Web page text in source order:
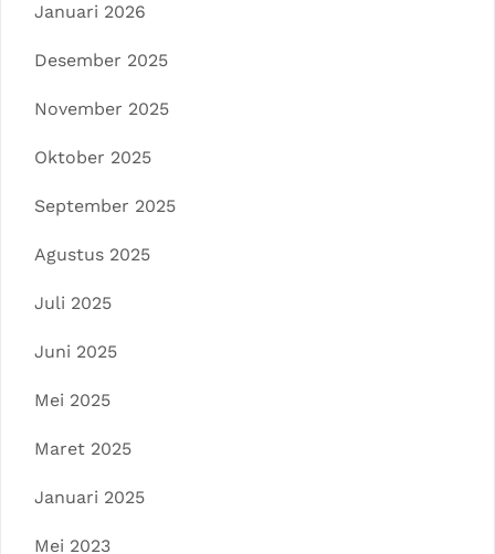
Januari 2026
Desember 2025
November 2025
Oktober 2025
September 2025
Agustus 2025
Juli 2025
Juni 2025
Mei 2025
Maret 2025
Januari 2025
Mei 2023